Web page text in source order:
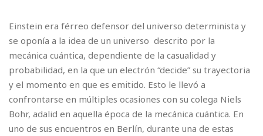
Einstein era férreo defensor del universo determinista y
se oponía a la idea de un universo descrito por la
mecánica cuántica, dependiente de la casualidad y
probabilidad, en la que un electrón “decide” su trayectoria
y el momento en que es emitido. Esto le llevó a
confrontarse en múltiples ocasiones con su colega Niels
Bohr, adalid en aquella época de la mecánica cuántica. En
uno de sus encuentros en Berlín, durante una de estas